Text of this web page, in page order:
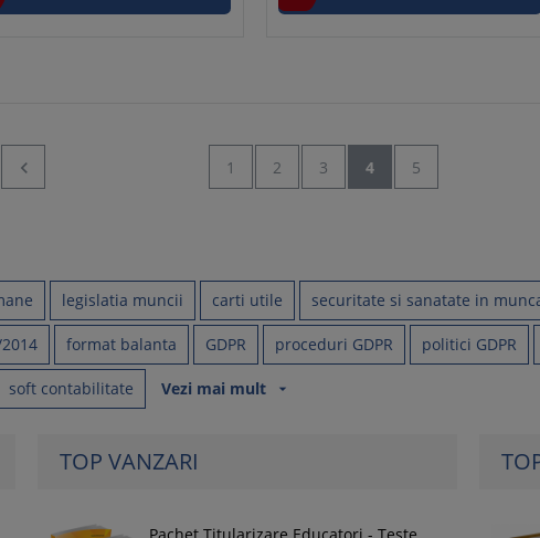
 1 2 3 4 5
legislatia muncii carti utile securitate si sanatate in
format balanta GDPR proceduri GDPR politici GDPR
soft contabilitate Vezi mai mult arrow_drop_down
TOP VANZARI